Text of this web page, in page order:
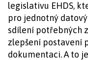
legislativu EHDS,
pro jednotný
sdílení potřebných
zlepšení postavení
dokumentaci. A to